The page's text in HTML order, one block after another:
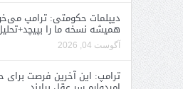
دیپلمات حکومتی: ترامپ
همیشه نسخه ما را
آگوست 04, 2026
ترامپ: این آخرین فرصت برای